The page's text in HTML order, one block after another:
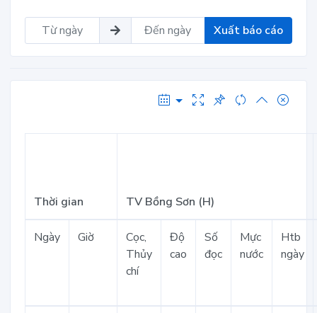
Xuất báo cáo
Thời gian TV Bồng Sơn (H)
Ngày Giờ
Cọc,
Thủy
chí
Độ
cao
Số
đọc
Mực
nước
Htb
ngày